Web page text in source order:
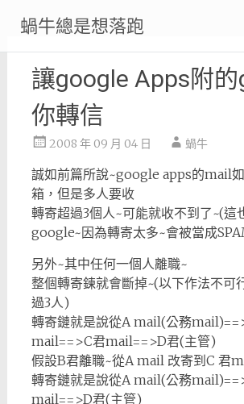
content
蝸牛總是想落跑
讓google Apps附
你轉信
2008 年 09 月 04 日 蝸牛
誠如前篇所說~google apps的mail
箱，但是多人要收
轉寄超過3個人~可能就收不到了~(這
google~因為轉寄太多~會被當成
另外~其中任何一個人離職~
整個轉寄鍊就會斷掉~(以下作法不可
過3人)
轉寄鏈就是說從A mail(公務
mail==>C君mail==>D君(主管)
假設B君離職~從A mail 改寄到C 君
轉寄鏈就是說從A mail(公務
mail==>D君(主管)